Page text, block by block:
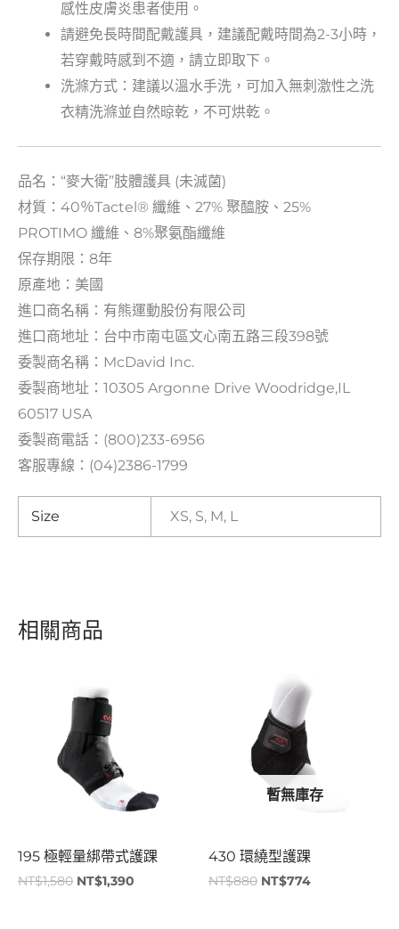
感性皮膚炎患者使用。
請避免長時間配戴護具，建議配戴時間為2-3小時，
若穿戴時感到不適，請立即取下。
洗滌方式：建議以溫水手洗，可加入無刺激性之洗
衣精洗滌並自然晾乾，不可烘乾。
品名：“麥大衛”肢體護具 (未滅菌)
材質：40％Tactel® 纖維、27% 聚醯胺、25%
PROTIMO 纖維、8%聚氨酯纖維
保存期限：8年
原產地：美國
進口商名稱：有熊運動股份有限公司
進口商地址：台中市南屯區文心南五路三段398號
委製商名稱：McDavid Inc.
委製商地址：10305 Argonne Drive Woodridge,IL
60517 USA
委製商電話：(800)233-6956
客服專線：(04)2386-1799
Size XS, S, M, L
相關商品
195 極輕量綁帶式護踝
NT$1,580
價
NT$1,580。
NT$1,390
暫無庫存
430 環繞型護踝
NT$880
格：
NT$880。
NT$774
價